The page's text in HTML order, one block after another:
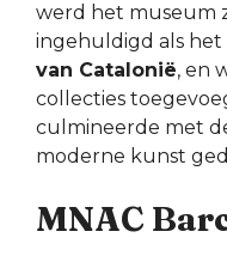
werd het museum
ingehuldigd als het
van Catalonië, en
collecties
culmineerde met
moderne kunst
MNAC